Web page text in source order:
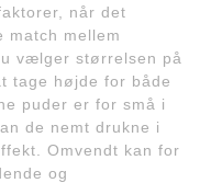
når det
match mellem
vælger størrelsen på
tage højde for både
puder er for små i
de nemt drukne i
Omvendt kan for
og